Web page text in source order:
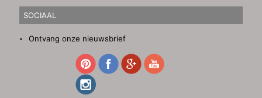
SOCIAAL
Ontvang onze nieuwsbrief